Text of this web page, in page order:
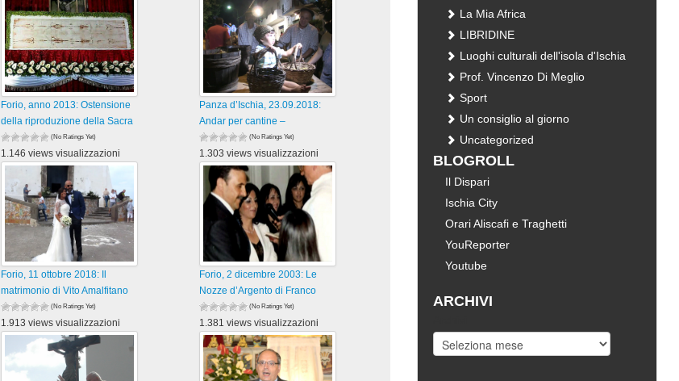
Forio, anno 2013: Ostensione
della riproduzione della Sacra
(No Ratings Yet)
1.146 views visualizzazioni
Panza d’Ischia, 23.09.2018:
Andar per cantine –
(No Ratings Yet)
1.303 views visualizzazioni
Forio, 11 ottobre 2018: Il
matrimonio di Vito Amalfitano
(No Ratings Yet)
1.913 views visualizzazioni
Forio, 2 dicembre 2003: Le
Nozze d’Argento di Franco
(No Ratings Yet)
1.381 views visualizzazioni
La Mia Africa
LIBRIDINE
Luoghi culturali dell'isola d'Ischia
Prof. Vincenzo Di Meglio
Sport
Un consiglio al giorno
Uncategorized
BLOGROLL
Il Dispari
Ischia City
Orari Aliscafi e Traghetti
YouReporter
Youtube
ARCHIVI